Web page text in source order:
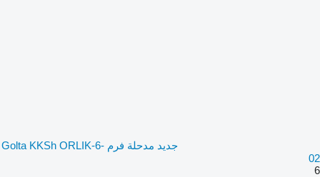
جديد مدحلة فرم Golta KKSh ORLIK-6-
02
6